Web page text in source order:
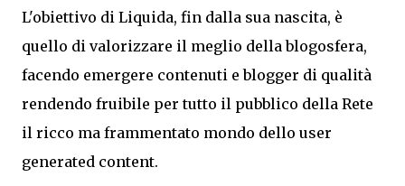
L'obiettivo di Liquida, fin dalla sua nascita, è
quello di valorizzare il meglio della blogosfera,
facendo emergere contenuti e blogger di qualità
rendendo fruibile per tutto il pubblico della Rete
il ricco ma frammentato mondo dello user
generated content.